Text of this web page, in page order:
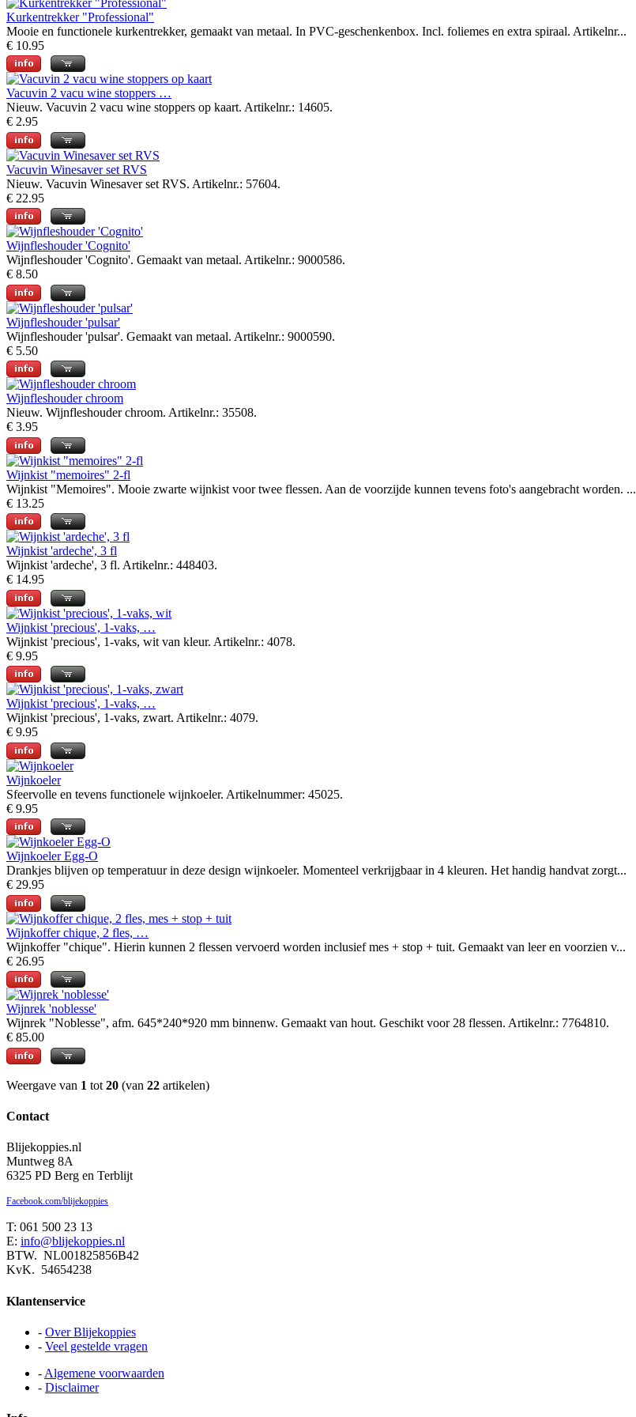
Kurkentrekker "Professional"
Mooie en functionele kurkentrekker, gemaakt van metaal. In PVC-geschenkenbox. Incl. foliemes en extra spiraal. Artikelnr...
€ 10.95
Vacuvin 2 vacu wine stoppers …
Nieuw. Vacuvin 2 vacu wine stoppers op kaart. Artikelnr.: 14605.
€ 2.95
Vacuvin Winesaver set RVS
Nieuw. Vacuvin Winesaver set RVS. Artikelnr.: 57604.
€ 22.95
Wijnfleshouder 'Cognito'
Wijnfleshouder 'Cognito'. Gemaakt van metaal. Artikelnr.: 9000586.
€ 8.50
Wijnfleshouder 'pulsar'
Wijnfleshouder 'pulsar'. Gemaakt van metaal. Artikelnr.: 9000590.
€ 5.50
Wijnfleshouder chroom
Nieuw. Wijnfleshouder chroom. Artikelnr.: 35508.
€ 3.95
Wijnkist "memoires" 2-fl
Wijnkist "Memoires". Mooie zwarte wijnkist voor twee flessen. Aan de voorzijde kunnen tevens foto's aangebracht worden. ...
€ 13.25
Wijnkist 'ardeche', 3 fl
Wijnkist 'ardeche', 3 fl. Artikelnr.: 448403.
€ 14.95
Wijnkist 'precious', 1-vaks, …
Wijnkist 'precious', 1-vaks, wit van kleur. Artikelnr.: 4078.
€ 9.95
Wijnkist 'precious', 1-vaks, …
Wijnkist 'precious', 1-vaks, zwart. Artikelnr.: 4079.
€ 9.95
Wijnkoeler
Sfeervolle en tevens functionele wijnkoeler. Artikelnummer: 45025.
€ 9.95
Wijnkoeler Egg-O
Drankjes blijven op temperatuur in deze design wijnkoeler. Momenteel verkrijgbaar in 4 kleuren. Het handig handvat zorgt...
€ 29.95
Wijnkoffer chique, 2 fles, …
Wijnkoffer "chique". Hierin kunnen 2 flessen vervoerd worden inclusief mes + stop + tuit. Gemaakt van leer en voorzien v...
€ 26.95
Wijnrek 'noblesse'
Wijnrek "Noblesse", afm. 645*240*920 mm binnenw. Gemaakt van hout. Geschikt voor 28 flessen. Artikelnr.: 7764810.
€ 85.00
Weergave van 1 tot 20 (van 22 artikelen)
Contact
Blijekoppies.nl
Muntweg 8A
6325 PD Berg en Terblijt
Facebook.com/blijekoppies
T: 061 500 23 13
E: info@blijekoppies.nl
BTW. NL001825856B42
KvK. 54654238
Klantenservice
- Over Blijekoppies
- Veel gestelde vragen
- Algemene voorwaarden
- Disclaimer